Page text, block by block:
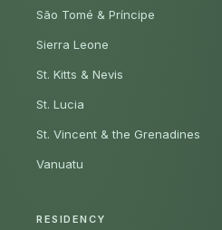
São Tomé & Príncipe
Sierra Leone
St. Kitts & Nevis
St. Lucia
St. Vincent & the Grenadines
Vanuatu
RESIDENCY